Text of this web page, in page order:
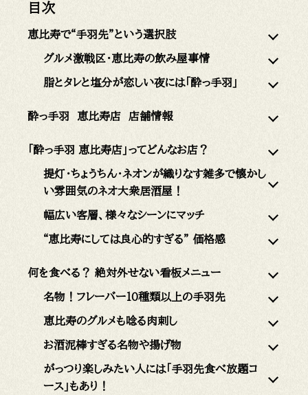
目次
恵比寿で“手羽先”という選択肢
グルメ激戦区・恵比寿の飲み屋事情
脂とタレと塩分が恋しい夜には「酔っ手羽」
酔っ手羽 恵比寿店 店舗情報
「酔っ手羽 恵比寿店」ってどんなお店？
提灯・ちょうちん・ネオンが織りなす雑多で懐かし
い雰囲気のネオ大衆居酒屋！
幅広い客層、様々なシーンにマッチ
“恵比寿にしては良心的すぎる” 価格感
何を食べる？ 絶対外せない看板メニュー
名物！フレーバー10種類以上の手羽先
恵比寿のグルメも唸る肉刺し
お酒泥棒すぎる名物や揚げ物
がっつり楽しみたい人には「手羽先食べ放題コ
ース」もあり！